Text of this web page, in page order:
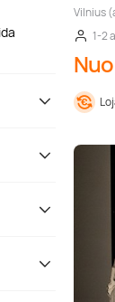
Vilnius
1-2